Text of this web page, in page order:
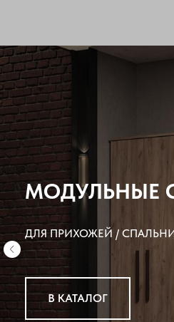
МОДУЛЬНЫЕ
ДЛЯ ПРИХОЖЕЙ /
В КАТАЛОГ